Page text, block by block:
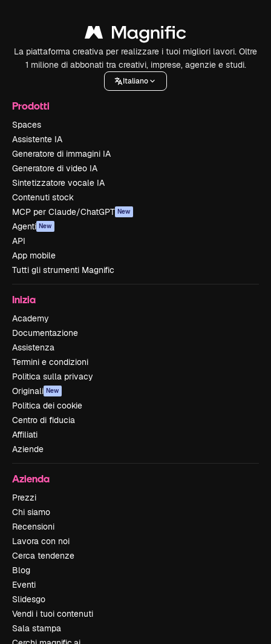
La piattaforma creativa per realizzare i tuoi migliori lavori. Oltre
1 milione di abbonati tra creativi, imprese, agenzie e studi.
Italiano
Prodotti
Spaces
Assistente IA
Generatore di immagini IA
Generatore di video IA
Sintetizzatore vocale IA
Contenuti stock
MCP per Claude/ChatGPT New
Agenti New
API
App mobile
Tutti gli strumenti Magnific
Inizia
Academy
Documentazione
Assistenza
Termini e condizioni
Politica sulla privacy
Originali New
Politica dei cookie
Centro di fiducia
Affiliati
Aziende
Azienda
Prezzi
Chi siamo
Recensioni
Lavora con noi
Cerca tendenze
Blog
Eventi
Slidesgo
Vendi i tuoi contenuti
Sala stampa